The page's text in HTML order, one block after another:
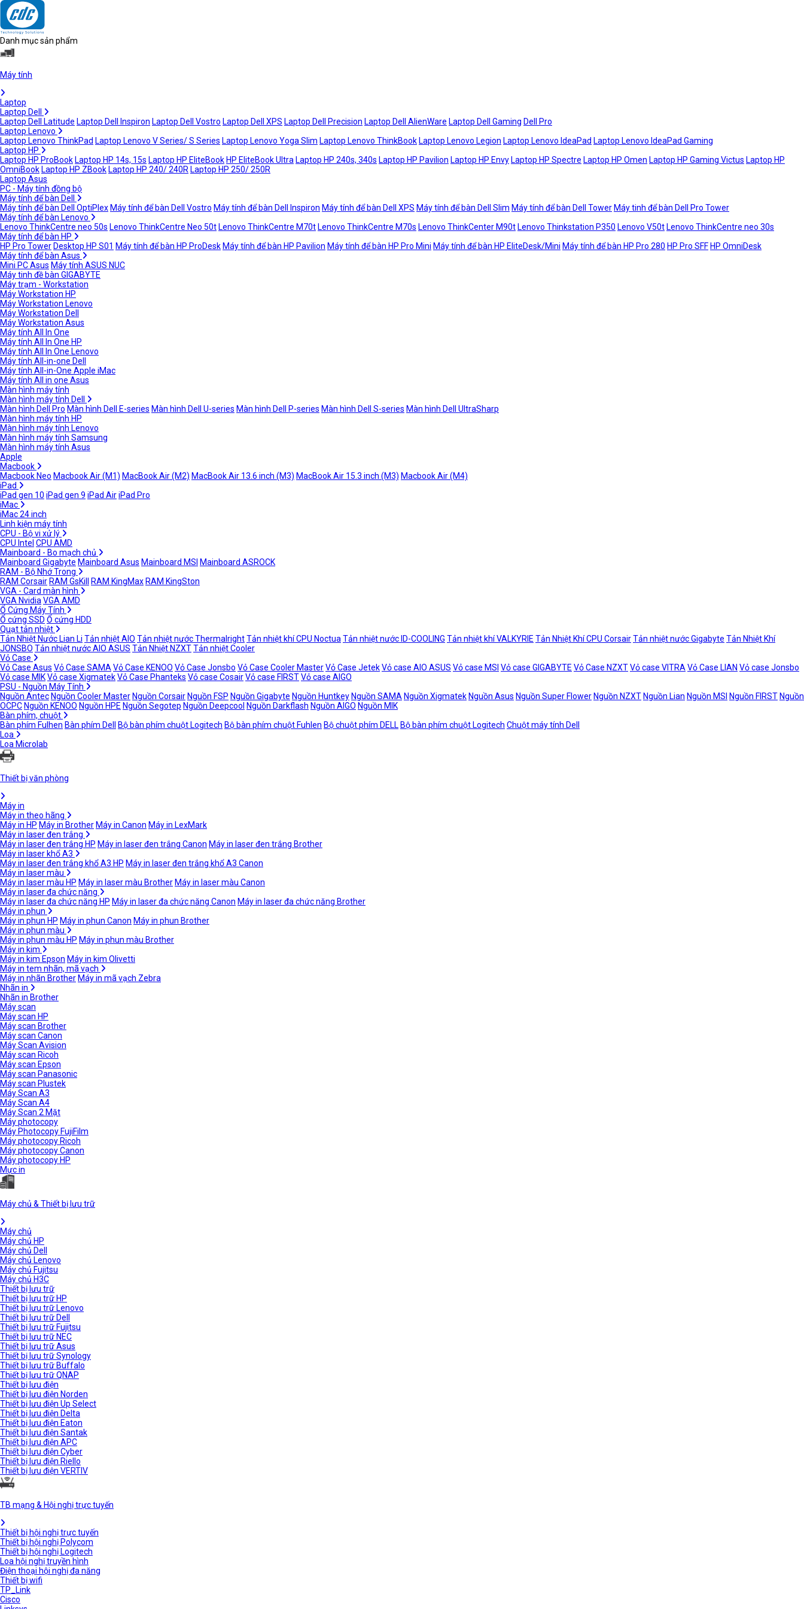
Danh mục sản phẩm
Máy tính
Laptop
Laptop Dell
Laptop Dell Latitude Laptop Dell Inspiron Laptop Dell Vostro Laptop Dell XPS Laptop Dell Precision Laptop Dell AlienWare Laptop Dell Gaming Dell Pro
Laptop Lenovo
Laptop Lenovo ThinkPad Laptop Lenovo V Series/ S Series Laptop Lenovo Yoga Slim Laptop Lenovo ThinkBook Laptop Lenovo Legion Laptop Lenovo IdeaPad Laptop Lenovo IdeaPad Gaming
Laptop HP
Laptop HP ProBook Laptop HP 14s, 15s Laptop HP EliteBook HP EliteBook Ultra Laptop HP 240s, 340s Laptop HP Pavilion Laptop HP Envy Laptop HP Spectre Laptop HP Omen Laptop HP Gaming Victus Laptop HP
OmniBook Laptop HP ZBook Laptop HP 240/ 240R Laptop HP 250/ 250R
Laptop Asus
PC - Máy tính đồng bộ
Máy tính để bàn Dell
Máy tính để bàn Dell OptiPlex Máy tính để bàn Dell Vostro Máy tính để bàn Dell Inspiron Máy tính để bàn Dell XPS Máy tính để bàn Dell Slim Máy tính để bàn Dell Tower Máy tinh để bàn Dell Pro Tower
Máy tính để bàn Lenovo
Lenovo ThinkCentre neo 50s Lenovo ThinkCentre Neo 50t Lenovo ThinkCentre M70t Lenovo ThinkCentre M70s Lenovo ThinkCenter M90t Lenovo Thinkstation P350 Lenovo V50t Lenovo ThinkCentre neo 30s
Máy tính để bàn HP
HP Pro Tower Desktop HP S01 Máy tính để bàn HP ProDesk Máy tính để bàn HP Pavilion Máy tính để bàn HP Pro Mini Máy tính để bàn HP EliteDesk/Mini Máy tính để bàn HP Pro 280 HP Pro SFF HP OmniDesk
Máy tính để bàn Asus
Mini PC Asus Máy tính ASUS NUC
Máy tinh đề bàn GIGABYTE
Máy trạm - Workstation
Máy Workstation HP
Máy Workstation Lenovo
Máy Workstation Dell
Máy Workstation Asus
Máy tính All In One
Máy tính All In One HP
Máy tính All In One Lenovo
Máy tính All-in-one Dell
Máy tính All-in-One Apple iMac
Máy tính All in one Asus
Màn hình máy tính
Màn hình máy tính Dell
Màn hình Dell Pro Màn hình Dell E-series Màn hình Dell U-series Màn hình Dell P-series Màn hình Dell S-series Màn hình Dell UltraSharp
Màn hình máy tính HP
Màn hình máy tính Lenovo
Màn hình máy tính Samsung
Màn hình máy tính Asus
Apple
Macbook
Macbook Neo Macbook Air (M1) MacBook Air (M2) MacBook Air 13.6 inch (M3) MacBook Air 15.3 inch (M3) Macbook Air (M4)
iPad
iPad gen 10 iPad gen 9 iPad AiriPad Pro
iMac
iMac 24 inch
Linh kiện máy tính
CPU - Bộ vi xử lý
CPU Intel CPU AMD
Mainboard - Bo mạch chủ
Mainboard Gigabyte Mainboard Asus Mainboard MSI Mainboard ASROCK
RAM - Bộ Nhớ Trong
RAM Corsair RAM GsKill RAM KingMax RAM KingSton
VGA - Card màn hình
VGA Nvidia VGA AMD
Ổ Cứng Máy Tính
Ổ cứng SSD Ổ cứng HDD
Quạt tản nhiệt
Tản Nhiệt Nước Lian Li Tản nhiệt AIO Tản nhiệt nước ThermalrightTản nhiệt khí CPU Noctua Tản nhiệt nước ID-COOLING Tản nhiệt khí VALKYRIE Tản Nhiệt Khí CPU CorsairTản nhiệt nước Gigabyte Tản Nhiệt Khí
JONSBO Tản nhiệt nước AIO ASUS Tản Nhiệt NZXTTản nhiệt Cooler
Vỏ Case
Vỏ Case Asus Vỏ Case SAMA Vỏ Case KENOO Vỏ Case Jonsbo Vỏ Case Cooler MasterVỏ Case JetekVỏ case AIO ASUS Vỏ case MSI Vỏ case GIGABYTE Vỏ Case NZXTVỏ case VITRA Vỏ Case LIAN Vỏ case Jonsbo
Vỏ case MIKVỏ case XigmatekVỏ Case Phanteks Vỏ case CosairVỏ case FIRSTVỏ case AIGO
PSU - Nguồn Máy Tính
Nguồn Antec Nguồn Cooler Master Nguồn Corsair Nguồn FSP Nguồn Gigabyte Nguồn Huntkey Nguồn SAMA Nguồn Xigmatek Nguồn Asus Nguồn Super Flower Nguồn NZXT Nguồn Lian Nguồn MSI Nguồn FIRST Nguồn
OCPC Nguồn KENOO Nguồn HPE Nguồn Segotep Nguồn Deepcool Nguồn Darkflash Nguồn AIGO Nguồn MIK
Bàn phím, chuột
Bàn phím Fulhen Bàn phím Dell Bộ bàn phím chuột Logitech Bộ bàn phím chuột Fuhlen Bộ chuột phím DELL Bộ bàn phím chuột Logitech Chuột máy tính Dell
Loa
Loa Microlab
Thiết bị văn phòng
Máy in
Máy in theo hãng
Máy in HP Máy in Brother Máy in Canon Máy in LexMark
Máy in laser đen trắng
Máy in laser đen trắng HP Máy in laser đen trắng Canon Máy in laser đen trắng Brother
Máy in laser khổ A3
Máy in laser đen trắng khổ A3 HP Máy in laser đen trắng khổ A3 Canon
Máy in laser màu
Máy in laser màu HP Máy in laser màu Brother Máy in laser màu Canon
Máy in laser đa chức năng
Máy in laser đa chức năng HP Máy in laser đa chức năng Canon Máy in laser đa chức năng Brother
Máy in phun
Máy in phun HP Máy in phun Canon Máy in phun Brother
Máy in phun màu
Máy in phun màu HP Máy in phun màu Brother
Máy in kim
Máy in kim Epson Máy in kim Olivetti
Máy in tem nhãn, mã vạch
Máy in nhãn Brother Máy in mã vạch Zebra
Nhãn in
Nhãn in Brother
Máy scan
Máy scan HP
Máy scan Brother
Máy scan Canon
Máy Scan Avision
Máy scan Ricoh
Máy scan Epson
Máy scan Panasonic
Máy scan Plustek
Máy Scan A3
Máy Scan A4
Máy Scan 2 Mặt
Máy photocopy
Máy Photocopy FujiFilm
Máy photocopy Ricoh
Máy photocopy Canon
Máy photocopy HP
Mực in
Máy chủ & Thiết bị lưu trữ
Máy chủ
Máy chủ HP
Máy chủ Dell
Máy chủ Lenovo
Máy chủ Fujitsu
Máy chủ H3C
Thiết bị lưu trữ
Thiết bị lưu trữ HP
Thiết bị lưu trữ Lenovo
Thiết bị lưu trữ Dell
Thiết bị lưu trữ Fujitsu
Thiết bị lưu trữ NEC
Thiết bị lưu trữ Asus
Thiết bị lưu trữ Synology
Thiết bị lưu trữ Buffalo
Thiết bị lưu trữ QNAP
Thiết bị lưu điện
Thiết bị lưu điện Norden
Thiết bị lưu điện Up Select
Thiết bị lưu điện Delta
Thiết bị lưu điện Eaton
Thiết bị lưu điện Santak
Thiết bị lưu điện APC
Thiết bị lưu điện Cyber
Thiết bị lưu điện Riello
Thiết bị lưu điện VERTIV
TB mạng & Hội nghị trực tuyến
Thiết bị hội nghị trực tuyến
Thiết bị hội nghị Polycom
Thiết bị hội nghị Logitech
Loa hội nghị truyền hình
Điện thoại hội nghị đa năng
Thiết bị wifi
TP_Link
Cisco